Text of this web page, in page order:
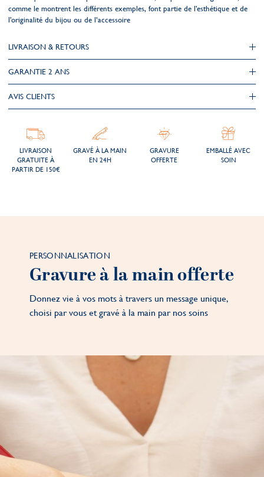
comme le montrent les différents exemples, font partie de l'esthétique et de
l'originalité du bijou ou de l’accessoire
LIVRAISON & RETOURS
GARANTIE 2 ANS
AVIS CLIENTS
LIVRAISON
GRATUITE À
PARTIR DE 150€
GRAVÉ À LA MAIN
EN 24H
GRAVURE
OFFERTE
EMBALLÉ AVEC
SOIN
PERSONNALISATION
Gravure à la main offerte
Donnez vie à vos mots à travers un message unique,
choisi par vous et gravé à la main par nos soins